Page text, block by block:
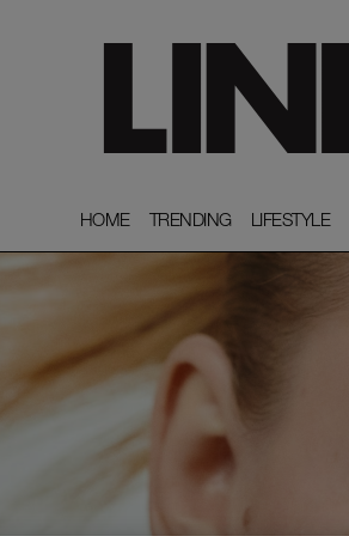
HOME
HOME TRENDING
TRENDING LIFESTYLE
LIFESTYLE